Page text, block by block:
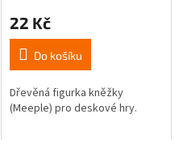
22 Kč
Do košíku
Dřevěná figurka kněžky
(Meeple) pro deskové hry.